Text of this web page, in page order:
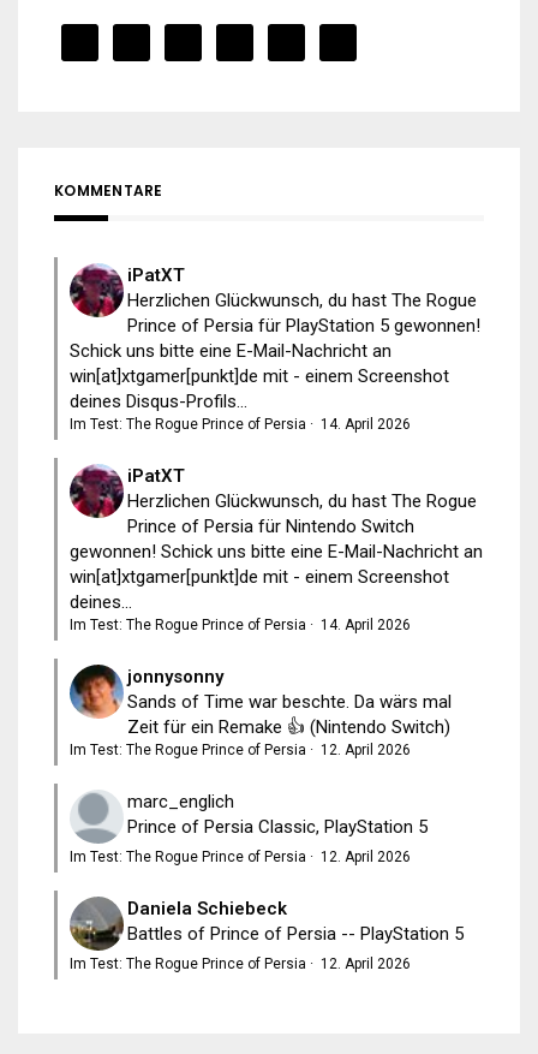
KOMMENTARE
iPatXT
Herzlichen Glückwunsch, du hast The Rogue
Prince of Persia für PlayStation 5 gewonnen!
Schick uns bitte eine E-Mail-Nachricht an
win[at]xtgamer[punkt]de mit - einem Screenshot
deines Disqus-Profils...
Im Test: The Rogue Prince of Persia · 14. April 2026
iPatXT
Herzlichen Glückwunsch, du hast The Rogue
Prince of Persia für Nintendo Switch
gewonnen! Schick uns bitte eine E-Mail-Nachricht an
win[at]xtgamer[punkt]de mit - einem Screenshot
deines...
Im Test: The Rogue Prince of Persia · 14. April 2026
jonnysonny
Sands of Time war beschte. Da wärs mal
Zeit für ein Remake 👍 (Nintendo Switch)
Im Test: The Rogue Prince of Persia · 12. April 2026
marc_englich
Prince of Persia Classic, PlayStation 5
Im Test: The Rogue Prince of Persia · 12. April 2026
Daniela Schiebeck
Battles of Prince of Persia -- PlayStation 5
Im Test: The Rogue Prince of Persia · 12. April 2026